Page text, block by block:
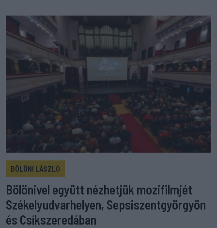
BÖLÖNI LÁSZLÓ
Bölönivel együtt nézhetjük mozifilmjét
Székelyudvarhelyen, Sepsiszentgyörgyön
és Csíkszeredában